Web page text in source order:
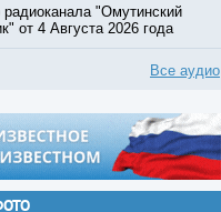
"Омутинский
от 4 Августа 2026 года
Все аудио